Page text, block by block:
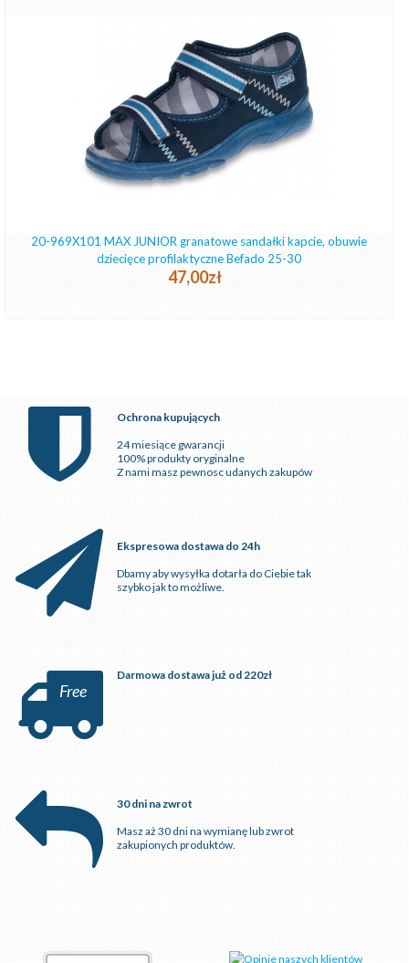
20-969X101 MAX JUNIOR granatowe sandałki kapcie, obuwie
dziecięce profilaktyczne Befado 25-30
47,00zł
Ochrona kupujących
24 miesiące gwarancji
100% produkty oryginalne
Z nami masz pewnosc udanych zakupów
Ekspresowa dostawa do 24h
Dbamy aby wysyłka dotarła do Ciebie tak
szybko jak to możliwe.
Free
Darmowa dostawa już od 220zł
30 dni na zwrot
Masz aż 30 dni na wymianę lub zwrot
zakupionych produktów.